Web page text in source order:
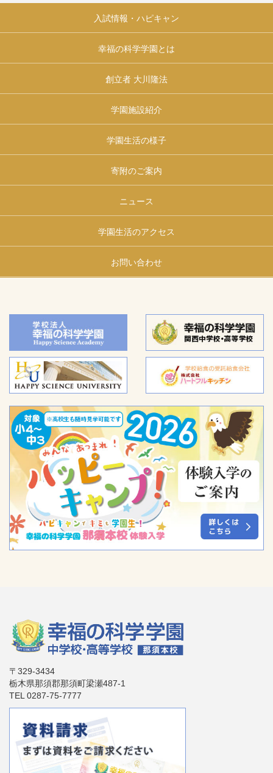
入試情報・ハピキャン
幸福の科学学園とは
創立者 大川隆法
学園施設紹介
学園生活の様子
寄附のご案内
ニュース
学園生活のアクセス
お問い合わせ
〒329-3434
栃木県那須郡那須町梁瀬487-1
TEL 0287-75-7777